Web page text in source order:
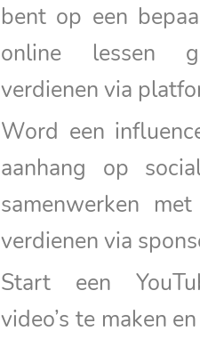
bent op een
online lessen
verdienen via
Word een
aanhang op
samenwerken
verdienen via
Start een
video’s te maken